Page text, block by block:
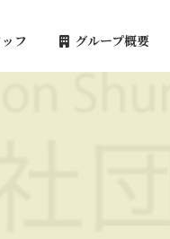
フ グループ概要